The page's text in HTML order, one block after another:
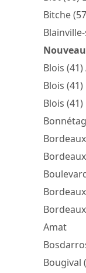
Bitche
Nouveau
Blois
Blois
Blois
Amat
Bougival